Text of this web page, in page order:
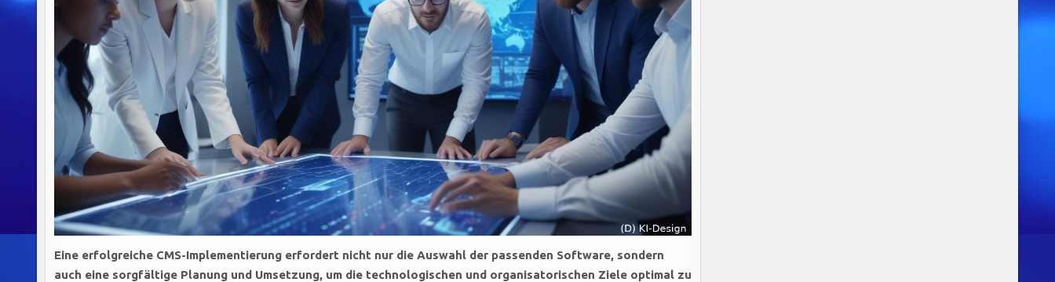
Eine erfolgreiche CMS-Implementierung erfordert nicht nur die Auswahl der passenden Software, sondern
auch eine sorgfältige Planung und Umsetzung, um die technologischen und organisatorischen Ziele optimal zu